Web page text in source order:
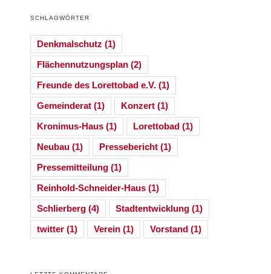
SCHLAGWÖRTER
Denkmalschutz (1)
Flächennutzungsplan (2)
Freunde des Lorettobad e.V. (1)
Gemeinderat (1) Konzert (1)
Kronimus-Haus (1) Lorettobad (1)
Neubau (1) Pressebericht (1)
Pressemitteilung (1)
Reinhold-Schneider-Haus (1)
Schlierberg (4) Stadtentwicklung (1)
twitter (1) Verein (1) Vorstand (1)